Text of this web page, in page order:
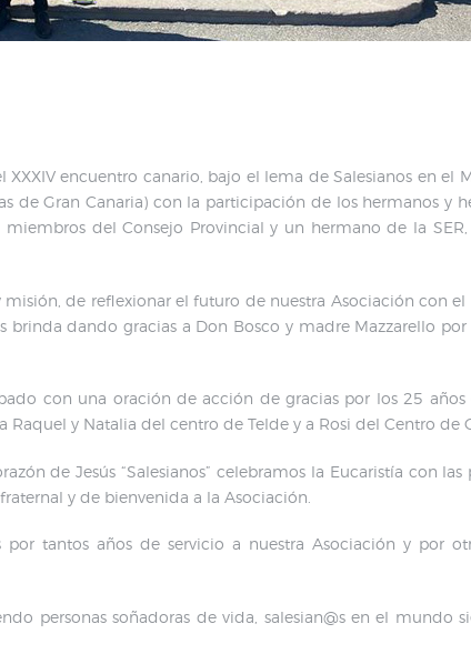
encuentro canario, bajo el lema de Salesianos en el
de Gran Canaria) con la participación de los hermanos y
del Consejo Provincial y un hermano de la
de reflexionar el futuro de nuestra Asociación con el
dando gracias a Don Bosco y madre Mazzarello
con una oración de acción de gracias por los 25
y Natalia del centro de Telde y a Rosi del Centro de
de Jesús “Salesianos” celebramos la Eucaristía con las
y de bienvenida a la Asociación.
tantos años de servicio a nuestra Asociación y por
personas soñadoras de vida, salesian@s en el mundo